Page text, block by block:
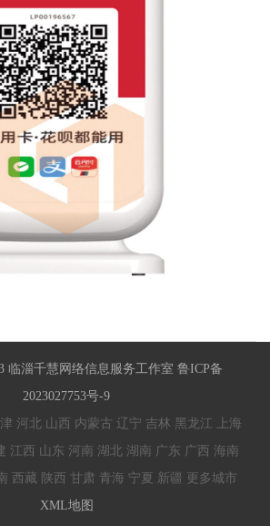
临淄千慧网络信息服务工作室 鲁ICP备
2023027753号-9
河北 山西 内蒙古 辽宁 吉林 黑龙江
上海
江西 山东 河南 湖北 湖南 广东 广西 海南
西藏 陕西 甘肃 青海 宁夏 新疆 更多城市
XML地图